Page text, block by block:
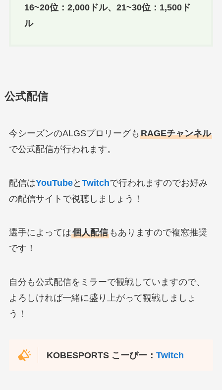
16~20位：2,000ドル、21~30位：1,500ド
ル
公式配信
今シーズンのALGSプロリーグも RAGEチャンネル
で公式配信が行われます。
配信はYouTubeと Twitchで行われますのでお好み
の配信サイトで視聴しましょう！
選手によっては個人配信もありますので複窓推奨
です！
自分も公式配信をミラーで観戦していますので、
よろしければ一緒に盛り上がって観戦しましょ
う！
KOBESPORTS こーびー：Twitch